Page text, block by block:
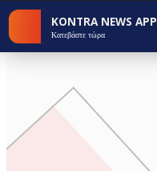
KONTRA NEWS APP
Κατεβάστε τώρα